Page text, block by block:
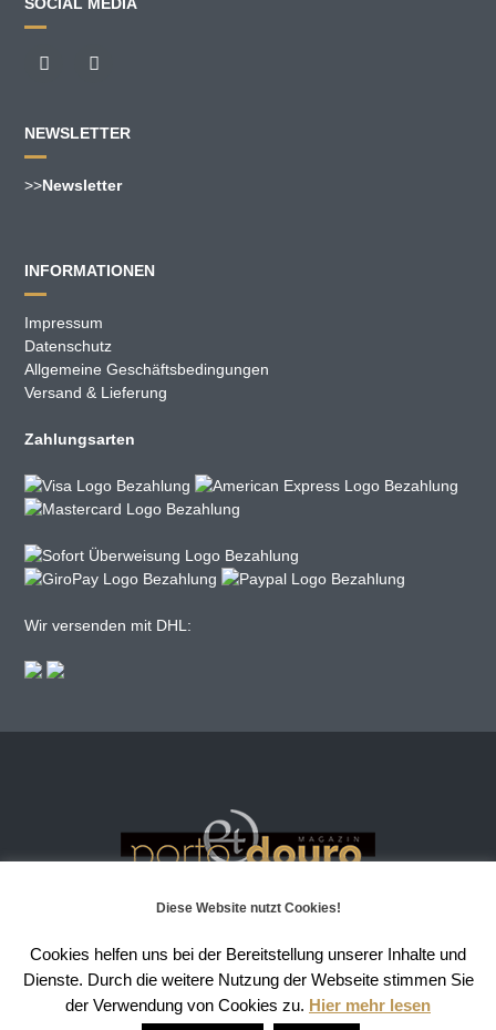
SOCIAL MEDIA
NEWSLETTER
>>Newsletter
INFORMATIONEN
Impressum
Datenschutz
Allgemeine Geschäftsbedingungen
Versand & Lieferung
Zahlungsarten
Wir versenden mit DHL:
Alle Rechte vorbehalten – 2025
Diese Website nutzt Cookies!
Cookies helfen uns bei der Bereitstellung unserer Inhalte und
Dienste. Durch die weitere Nutzung der Webseite stimmen Sie
der Verwendung von Cookies zu. Hier mehr lesen